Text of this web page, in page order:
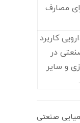
مصارف
کاربرد
در
و سایر
صنعتی